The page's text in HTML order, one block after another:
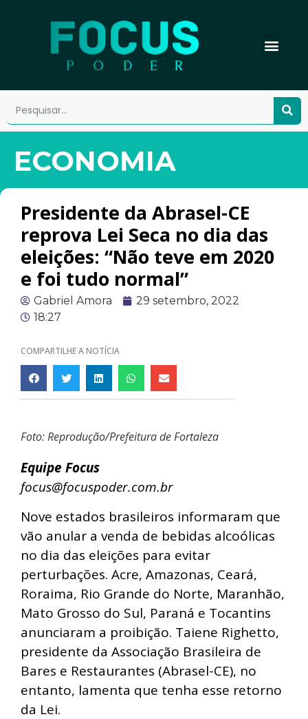
ECONOMIA
Presidente da Abrasel-CE
reprova Lei Seca no dia das
eleições: “Não teve em 2020
e foi tudo normal”
Gabriel Amora
29 setembro, 2022
18:27
COMPARTILHE A NOTÍCIA
Foto: Reprodução/Prefeitura de Fortaleza
Equipe Focus
focus@focuspoder.com.br
Nove estados brasileiros informaram que
vão anular a venda de bebidas alcoólicas
no dia das eleições para evitar
perturbações. Acre, Amazonas, Ceará,
Roraima, Rio Grande do Norte, Maranhão,
Mato Grosso do Sul, Paraná e Tocantins
anunciaram a proibição. Taiene Righetto,
presidente da Associação Brasileira de
Bares e Restaurantes (Abrasel-CE), no
entanto, lamenta que tenha esse retorno
da Lei.